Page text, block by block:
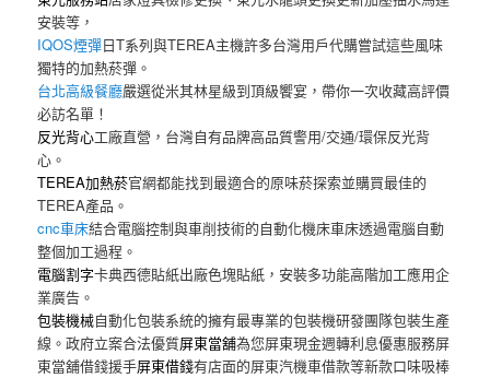
安裝等，
IQOS煙彈日T系列與TEREA主機許多台灣用戶代購嘗試這些風味
獨特的加熱菸彈。
台北高級餐廳嚴選從米其林星級到頂級饗宴，帶你一次收藏高評價
必訪名單！
反光背心工廠直營，台灣自有品牌高品質警用/交通/環保反光背
心。
TEREA加熱菸官網都能找到最適合的原味菸探索並購買最佳的
TEREA產品。
cnc車床結合電腦控制與車削技術的自動化機床車床透過電腦自動
整個加工過程。
電腦割字卡典西德貼紙出廠色塊貼紙，安裝多功能高階加工應用企
業廣告。
包裝機械自動化包裝系統的擁有最專業的包裝機研發團隊包裝生產
線。政府立案合法優質屏東當舖為您屏東現金週轉利息優惠服務屏
東當舖借錢援手屏東借錢有店面的屏東汽機車借款等新款口味吸棒